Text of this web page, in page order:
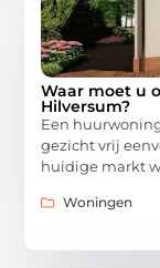
Waar moet u
Hilversum?
Een
gezicht vrij
huidige markt
Woningen